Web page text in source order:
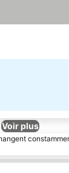
Voir plus